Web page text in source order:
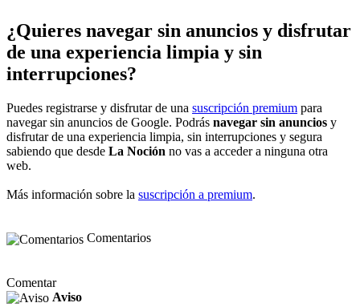
¿Quieres navegar sin anuncios y disfrutar
de una experiencia limpia y sin
interrupciones?
Puedes registrarse y disfrutar de una suscripción premium para
navegar sin anuncios de Google. Podrás navegar sin anuncios y
disfrutar de una experiencia limpia, sin interrupciones y segura
sabiendo que desde La Noción no vas a acceder a ninguna otra
web.
Más información sobre la suscripción a premium.
Comentarios
Comentar
Aviso